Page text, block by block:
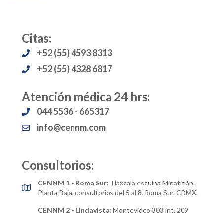
Citas:
+52 (55) 4593 8313
+52 (55) 4328 6817
Atención médica 24 hrs:
044 5536 - 665317
info@cennm.com
Consultorios:
CENNM 1 - Roma Sur: Tlaxcala esquina Minatitlán.
Planta Baja, consultorios del 5 al 8. Roma Sur. CDMX.
CENNM 2 - Lindavista: Montevideo 303 int. 209